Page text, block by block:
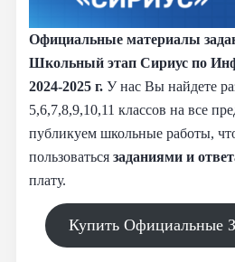
Официальные материалы
Школьный этап Сириус по
2024-2025 г. У нас Вы найдете
5,6,7,8,9,10,11 классов на все
публикуем школьные работы,
пользоваться заданиями и
плату.
Купить Официальные